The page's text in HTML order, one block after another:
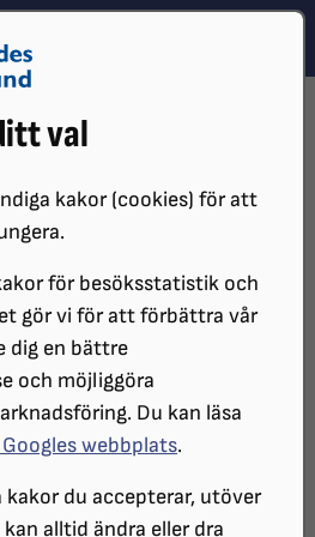
val
kakor (cookies) för att
för besöksstatistik och
gör vi för att förbättra vår
dig en bättre
och möjliggöra
Du kan läsa
webbplats.
kakor du accepterar, utöver
alltid ändra eller dra
VID MINNES-ELLER
och GDPR vid
hyllningsgåvor
personuppgifter när
eller